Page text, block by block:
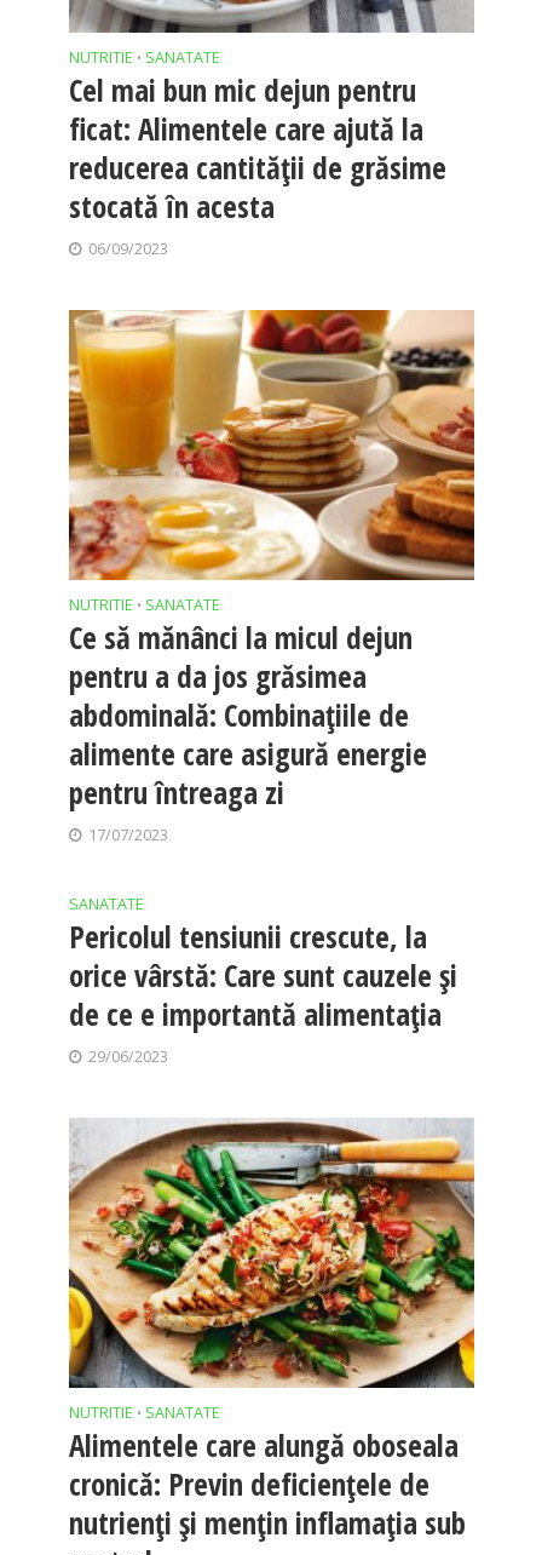
NUTRITIE • SANATATE
Cel mai bun mic dejun pentru
ficat: Alimentele care ajută la
reducerea cantității de grăsime
stocată în acesta
06/09/2023
NUTRITIE • SANATATE
Ce să mănânci la micul dejun
pentru a da jos grăsimea
abdominală: Combinațiile de
alimente care asigură energie
pentru întreaga zi
17/07/2023
SANATATE
Pericolul tensiunii crescute, la
orice vârstă: Care sunt cauzele și
de ce e importantă alimentația
29/06/2023
NUTRITIE • SANATATE
Alimentele care alungă oboseala
cronică: Previn deficiențele de
nutrienți și mențin inflamația sub